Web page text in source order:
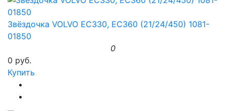
Звёздочка VOLVO EC330, EC360 (21/24/450) 1081-
01850
0
0 руб.
Купить